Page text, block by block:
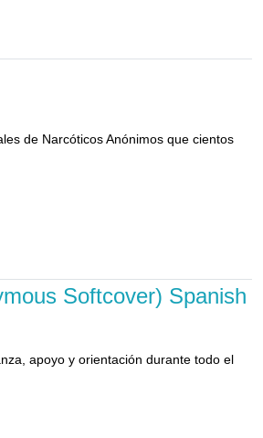
de Narcóticos Anónimos que cientos
Softcover) Spanish
apoyo y orientación durante todo el